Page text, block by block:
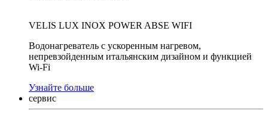
VELIS LUX INOX POWER ABSE WIFI
Водонагреватель с ускоренным нагревом,
непревзойденным итальянским дизайном и функцией
Wi-Fi
Узнайте больше
сервис